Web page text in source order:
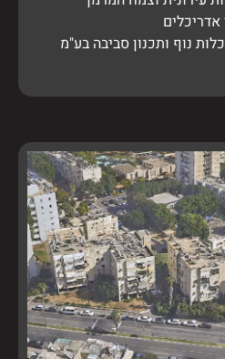
נוף ותכנון סביבה בע"מ